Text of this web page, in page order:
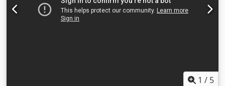
geremde wielen Zijdelingse opvangplaten in het
instortdeel Optioneel ook leverbaar als hoektransportband
met Supergrip band en separator (zie laatste twee foto's)
1 / 5